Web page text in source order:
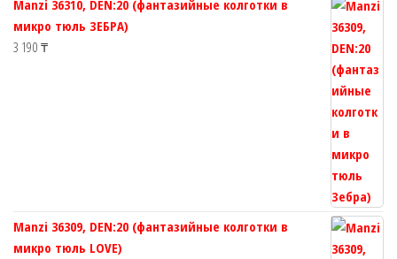
товара.
товара.
Manzi 36310, DEN:20 (фантазийные колготки в
микро тюль ЗЕБРА)
3 190 ₸
Manzi 36309, DEN:20 (фантазийные колготки в
микро тюль LOVE)